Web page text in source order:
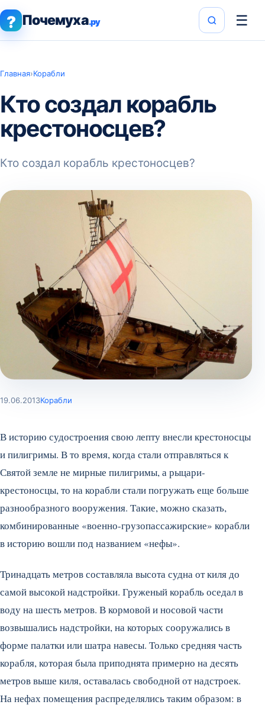
? Почемуха.ру ☰
Главная›Корабли
Кто создал корабль
крестоносцев?
Кто создал корабль крестоносцев?
19.06.2013Корабли
В историю судостроения свою лепту внесли крестоносцы
и пилигримы. В то время, когда стали отправляться к
Святой земле не мирные пилигримы, а рыцари-
крестоносцы, то на корабли стали погружать еще больше
разнообразного вооружения. Такие, можно сказать,
комбинированные «военно-грузопассажирские» корабли
в историю вошли под названием «нефы».
Тринадцать метров составляла высота судна от киля до
самой высокой надстройки. Груженый корабль оседал в
воду на шесть метров. В кормовой и носовой части
возвышались надстройки, на которых сооружались в
форме палатки или шатра навесы. Только средняя часть
корабля, которая была приподнята примерно на десять
метров выше киля, оставалась свободной от надстроек.
На нефах помещения распределялись таким образом: в